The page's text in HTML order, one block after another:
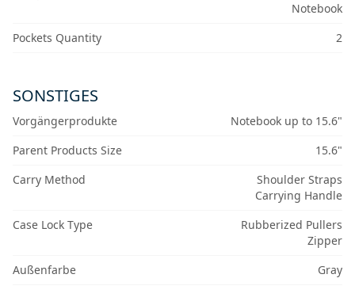
Notebook
Pockets Quantity
2
SONSTIGES
Vorgängerprodukte
Notebook up to 15.6"
Parent Products Size
15.6"
Carry Method
Shoulder Straps
Carrying Handle
Case Lock Type
Rubberized Pullers
Zipper
Außenfarbe
Gray